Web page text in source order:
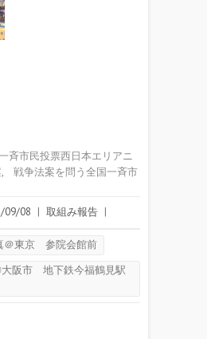
斉市民投票西日本エリアニ
,
戦争法案を問う全国一斉市
09/08 | 取組み報告 |
＠東京 参院会館前
阪市 地下鉄今福鶴見駅